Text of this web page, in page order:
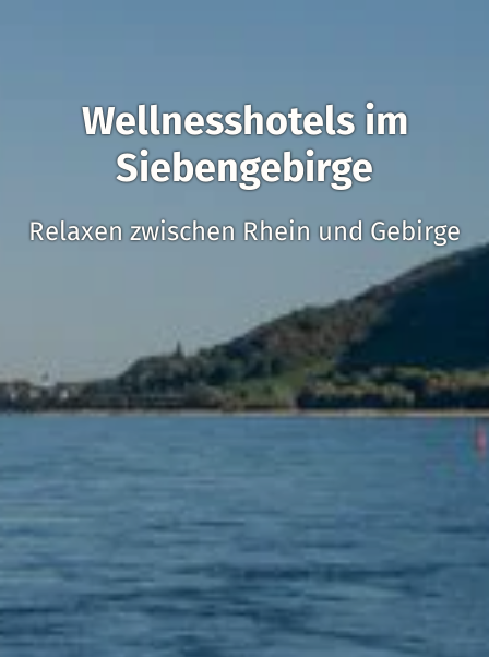
Wellnesshotels im
Siebengebirge
Relaxen zwischen Rhein und Gebirge